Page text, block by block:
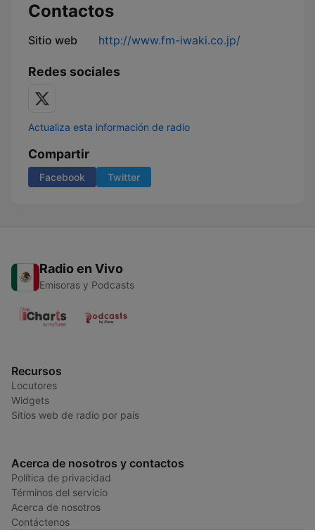
Contactos
Sitio web http://www.fm-iwaki.co.jp/
Redes sociales
Actualiza esta información de radio
Compartir
Facebook Twitter
Radio en Vivo
Emisoras y Podcasts
Recursos
Locutores
Widgets
Sitios web de radio por país
Acerca de nosotros y contactos
Política de privacidad
Términos del servicio
Acerca de nosotros
Contáctenos